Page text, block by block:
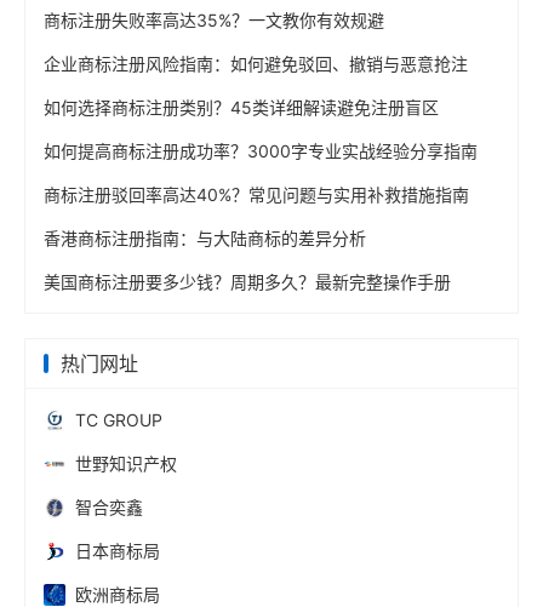
商标注册失败率高达35%？一文教你有效规避
企业商标注册风险指南：如何避免驳回、撤销与恶意抢注
如何选择商标注册类别？45类详细解读避免注册盲区
如何提高商标注册成功率？3000字专业实战经验分享指南
商标注册驳回率高达40%？常见问题与实用补救措施指南
香港商标注册指南：与大陆商标的差异分析
美国商标注册要多少钱？周期多久？最新完整操作手册
热门网址
TC GROUP
世野知识产权
智合奕鑫
日本商标局
欧洲商标局